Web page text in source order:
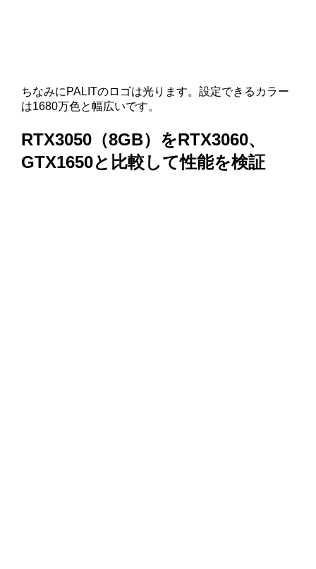
ちなみにPALITのロゴは光ります。設定できるカラー
は1680万色と幅広いです。
RTX3050（8GB）をRTX3060、
GTX1650と比較して性能を検証